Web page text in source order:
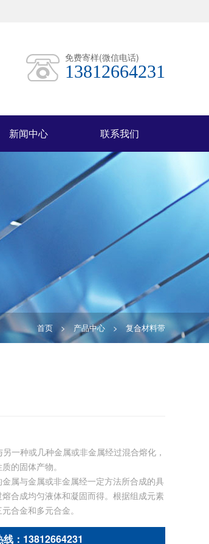
免费寄样(微信电话)
13812664231
新闻中心 联系我们
首页 > 产品中心 >复合材料带
一种或几种金属或非金属经过混合熔化，
的固体产物。
属与金属或非金属经一定方法所合成的具
合成均匀液体和凝固而得。根据组成元素
合金和多元合金。
线：13812664231